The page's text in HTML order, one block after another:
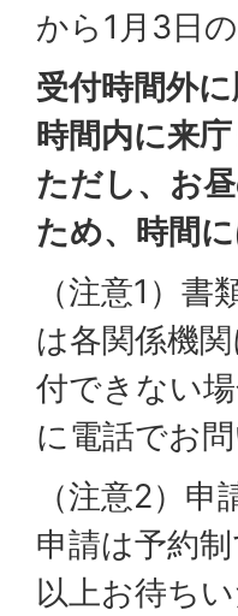
から1月3日の
受付時間外
時間内に来庁
ただし、お
ため、時間
（注意1）
は各関係機
付できない
に電話でお
（注意2）
申請は予約
以上お待ち